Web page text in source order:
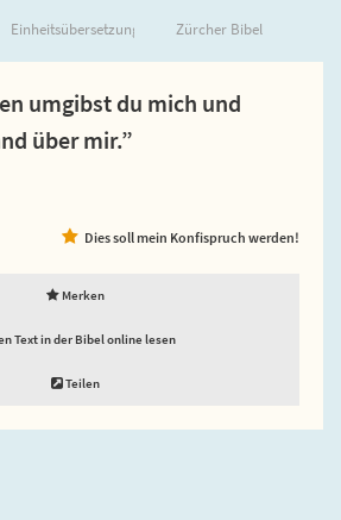
Einheitsübersetzung Zürcher Bibel
umgibst du mich und
über mir.”
Dies soll mein Konfispruch werden!
Merken
Text in der Bibel online lesen
Teilen